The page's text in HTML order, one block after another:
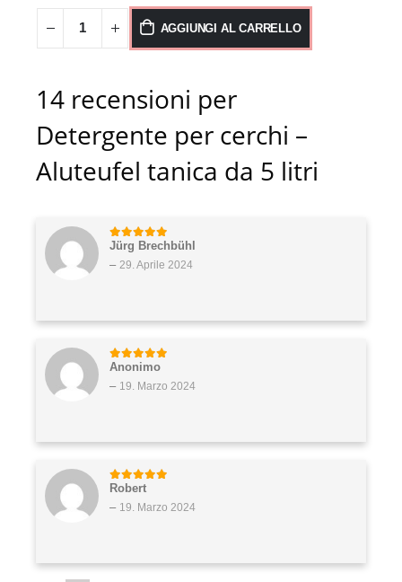
AGGIUNGI AL CARRELLO
14 recensioni per
Detergente per cerchi –
Aluteufel tanica da 5 litri
5di 5
Jürg Brechbühl
– 29. Aprile 2024
5di 5
Anonimo
– 19. Marzo 2024
5di 5
Robert
– 19. Marzo 2024